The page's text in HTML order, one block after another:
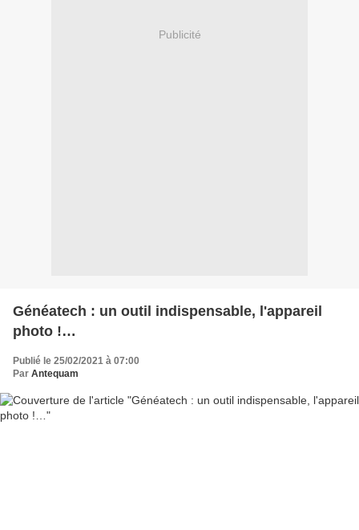
Publicité
Généatech : un outil indispensable, l'appareil
photo !…
Publié le 25/02/2021 à 07:00
Par Antequam